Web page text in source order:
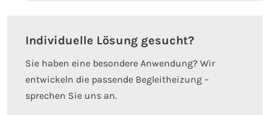
Individuelle Lösung gesucht?
Sie haben eine besondere Anwendung? Wir
entwickeln die passende Begleitheizung –
sprechen Sie uns an.